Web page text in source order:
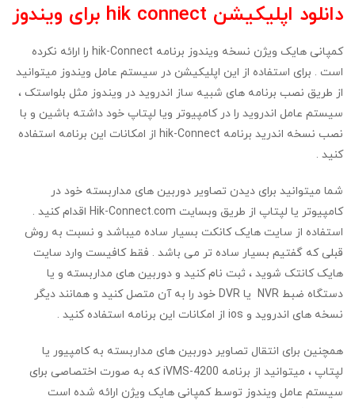
دانلود اپلیکیشن hik connect برای ویندوز
کمپانی هایک ویژن نسخه ویندوز برنامه hik-Connect را ارائه نکرده
است . برای استفاده از این اپلیکیشن در سیستم عامل ویندوز میتوانید
از طریق نصب برنامه های شبیه ساز اندروید در ویندوز مثل بلواستک ،
سیستم عامل اندروید را در کامپیوتر ویا لپتاپ خود داشته باشین و با
نصب نسخه اندرید برنامه hik-Connect از امکانات این برنامه استفاده
کنید .
شما میتوانید برای دیدن تصاویر دوربین های مداربسته خود در
کامپیوتر یا لپتاپ از طریق وبسایت Hik-Connect.com اقدام کنید .
استفاده از سایت هایک کانکت بسیار ساده میباشد و نسبت به روش
قبلی که گفتیم بسیار ساده تر می باشد . فقط کافیست وارد سایت
هایک کانتک شوید ، ثبت نام کنید و دوربین های مداربسته و یا
دستگاه ضبط NVR یا DVR خود را به آن متصل کنید و همانند دیگر
نسخه های اندروید و ios از امکانات این برنامه استفاده کنید .
همچنین برای انتقال تصاویر دوربین های مداربسته به کامپیور یا
لپتاپ ، میتوانید از برنامه iVMS-4200 که به صورت اختصاصی برای
سیستم عامل ویندوز توسط کمپانی هایک ویژن ارائه شده است